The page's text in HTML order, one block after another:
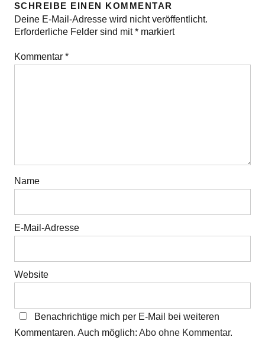
SCHREIBE EINEN KOMMENTAR
Deine E-Mail-Adresse wird nicht veröffentlicht.
Erforderliche Felder sind mit*markiert
Kommentar *
Name
E-Mail-Adresse
Website
Benachrichtige mich per E-Mail bei weiteren
Kommentaren. Auch möglich: Abo ohne Kommentar.